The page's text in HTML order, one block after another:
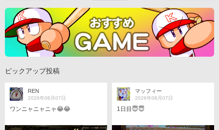
ピックアップ投稿
REN
2026年08月07日
ワンニャニャニャ😂😂
マッフィー
2026年08月07日
1日目😇😇